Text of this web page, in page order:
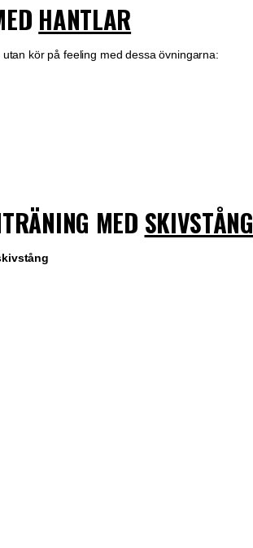
HANTLAR
kör på feeling med dessa övningarna:
MED SKIVSTÅNG